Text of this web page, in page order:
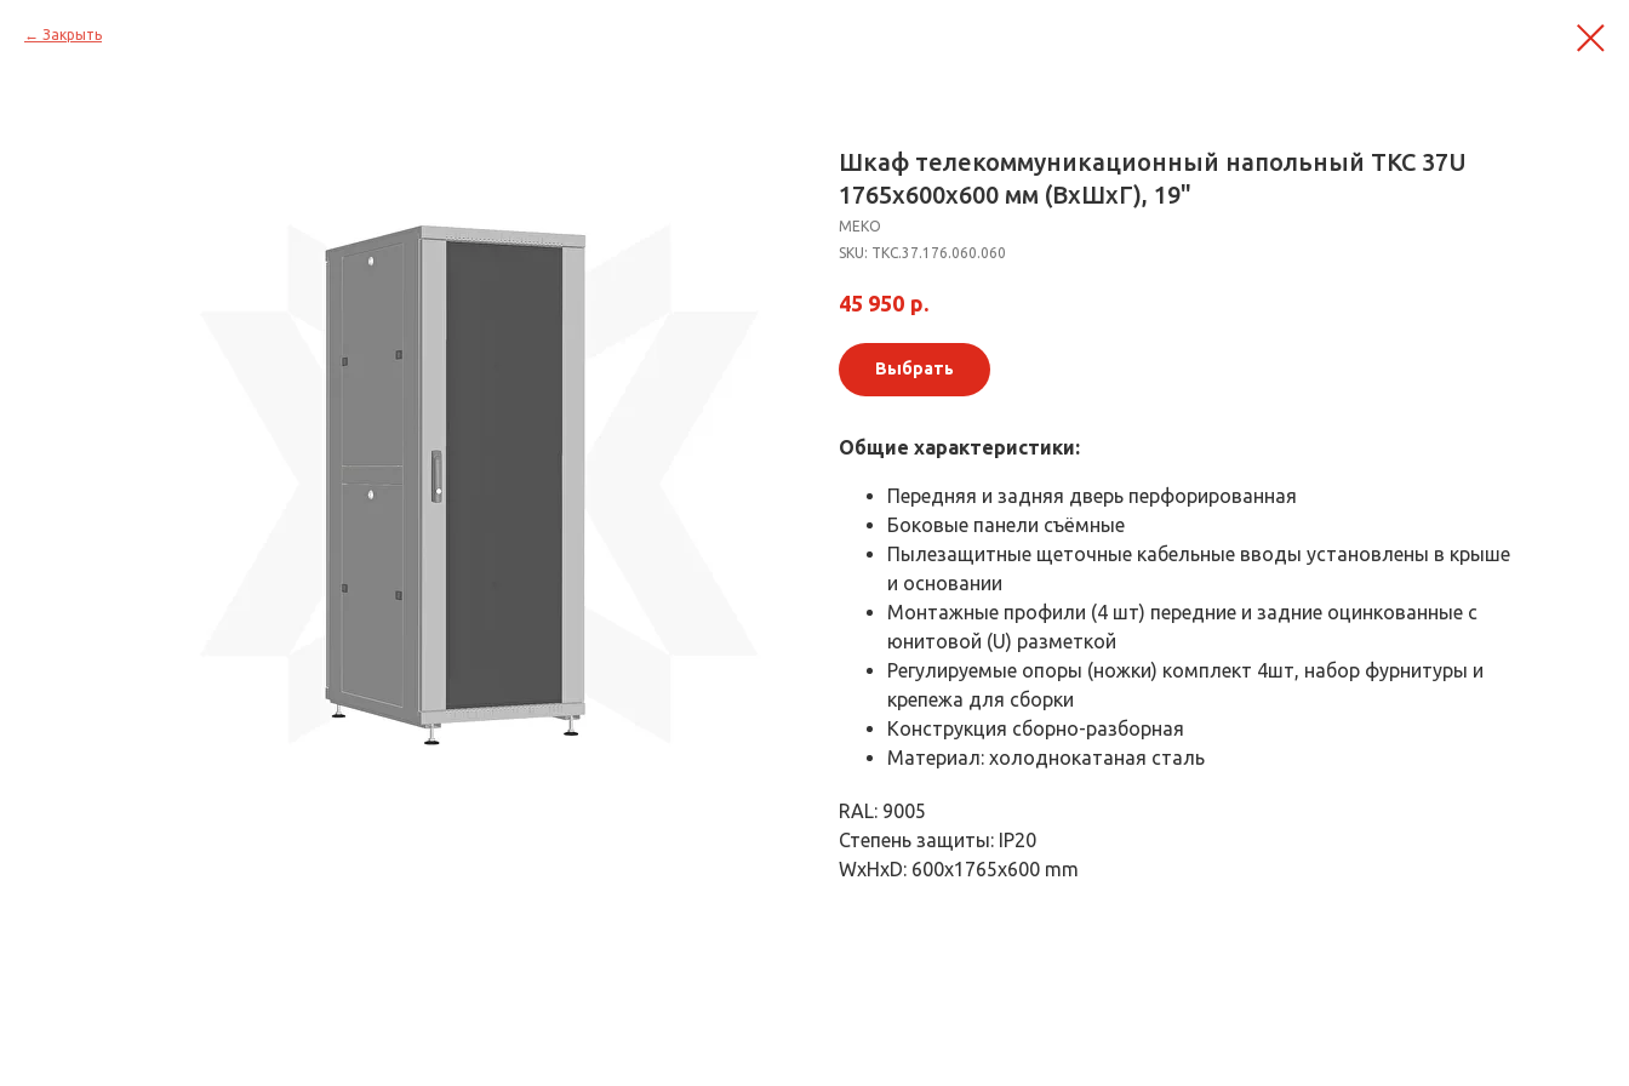
Закрыть
Шкаф телекоммуникационный напольный ТКС 37U
1765х600x600 мм (ВхШхГ), 19"
МЕКО
SKU: ТКС.37.176.060.060
45 950 р.
Выбрать
Общие характеристики:
Передняя и задняя дверь перфорированная
Боковые панели съёмные
Пылезащитные щеточные кабельные вводы установлены в крыше
и основании
Монтажные профили (4 шт) передние и задние оцинкованные с
юнитовой (U) разметкой
Регулируемые опоры (ножки) комплект 4шт, набор фурнитуры и
крепежа для сборки
Конструкция сборно-разборная
Материал: холоднокатаная сталь
RAL: 9005
Степень защиты: IP20
WxHxD: 600x1765x600 mm